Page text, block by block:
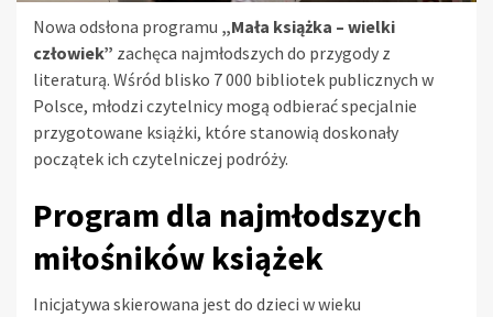
Nowa odsłona programu „Mała książka – wielki
człowiek” zachęca najmłodszych do przygody z
literaturą. Wśród blisko 7 000 bibliotek publicznych w
Polsce, młodzi czytelnicy mogą odbierać specjalnie
przygotowane książki, które stanowią doskonały
początek ich czytelniczej podróży.
Program dla najmłodszych
miłośników książek
Inicjatywa skierowana jest do dzieci w wieku